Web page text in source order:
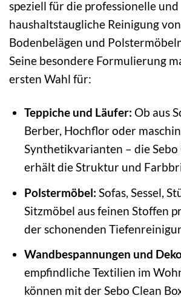
speziell für die professionelle und
haushaltstaugliche Reinigung
Bodenbelägen und
Seine besondere Formulierung
ersten Wahl für:
Teppiche und Läufer: Ob aus
Berber, Hochflor oder
Synthetikvarianten – die Sebo
erhält die Struktur und
Polstermöbel: Sofas, Sessel,
Sitzmöbel aus feinen Stoffen
der schonenden
Wandbespannungen und
empfindliche Textilien im
können mit der Sebo Clean